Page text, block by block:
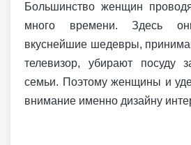
Большинство женщин
много времени. Здесь
вкуснейшие шедевры,
телевизор, убирают посуду
семьи. Поэтому женщины и
внимание именно дизайну